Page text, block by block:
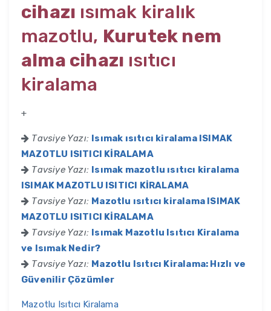
cihazı ısımak kiralık
mazotlu, Kurutek nem
alma cihazı ısıtıcı
kiralama
+
Tavsiye Yazı: Isımak ısıtıcı kiralama ISIMAK
MAZOTLU ISITICI KİRALAMA
Tavsiye Yazı: Isımak mazotlu ısıtıcı kiralama
ISIMAK MAZOTLU ISITICI KİRALAMA
Tavsiye Yazı: Mazotlu ısıtıcı kiralama ISIMAK
MAZOTLU ISITICI KİRALAMA
Tavsiye Yazı: Isımak Mazotlu Isıtıcı Kiralama
ve Isımak Nedir?
Tavsiye Yazı: Mazotlu Isıtıcı Kiralama: Hızlı ve
Güvenilir Çözümler
Mazotlu Isıtıcı Kiralama